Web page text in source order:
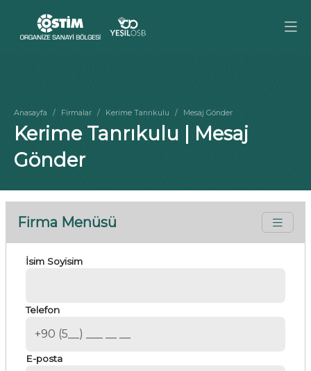
Anasayfa Firmalar Kerime Tanrıkulu Mesaj Gönder
Kerime Tanrıkulu | Mesaj
Gönder
Firma Menüsü
İsim Soyisim
Telefon
E-posta